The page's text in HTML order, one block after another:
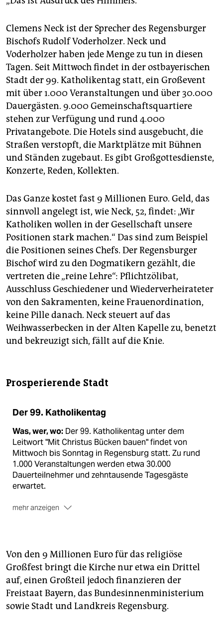
Clemens Neck ist der Sprecher des Regensburger
Bischofs Rudolf Voderholzer. Neck und
Voderholzer haben jede Menge zu tun in diesen
Tagen. Seit Mittwoch findet in der ostbayerischen
Stadt der 99. Katholikentag statt, ein Großevent
mit über 1.000 Veranstaltungen und über 30.000
Dauergästen. 9.000 Gemeinschaftsquartiere
stehen zur Verfügung und rund 4.000
Privatangebote. Die Hotels sind ausgebucht, die
Straßen verstopft, die Marktplätze mit Bühnen
und Ständen zugebaut. Es gibt Großgottesdienste,
Konzerte, Reden, Kollekten.
Das Ganze kostet fast 9 Millionen Euro. Geld, das
sinnvoll angelegt ist, wie Neck, 52, findet: „Wir
Katholiken wollen in der Gesellschaft unsere
Positionen stark machen.“ Das sind zum Beispiel
die Positionen seines Chefs. Der Regensburger
Bischof wird zu den Dogmatikern gezählt, die
vertreten die „reine Lehre“: Pflichtzölibat,
Ausschluss Geschiedener und Wiederverheirateter
von den Sakramenten, keine Frauenordination,
keine Pille danach. Neck steuert auf das
Weihwasserbecken in der Alten Kapelle zu, benetzt
und bekreuzigt sich, fällt auf die Knie.
Prosperierende Stadt
Der 99. Katholikentag
Was, wer, wo: Der 99. Katholikentag unter dem
Leitwort "Mit Christus Bücken bauen" findet von
Mittwoch bis Sonntag in Regensburg statt. Zu rund
1.000 Veranstaltungen werden etwa 30.000
Dauerteilnehmer und zehntausende Tagesgäste
erwartet.
mehr anzeigen
eine für Schwangere in Not.
Abtreibung:Durch Franziskus Haltung ist die Debatte
um die Schwangerenkonfliktberatung neu entfacht.
Die katholische Kirche war vor 15 Jahren auf
Anordnung aus Rom aus der Beratung ausgestiegen.
Am Freitag debattiert der Katholikentag über die
Von den 9 Millionen Euro für das religiöse
Großfest bringt die Kirche nur etwa ein Drittel
auf, einen Großteil jedoch finanzieren der
Freistaat Bayern, das Bundesinnenministerium
sowie Stadt und Landkreis Regensburg.